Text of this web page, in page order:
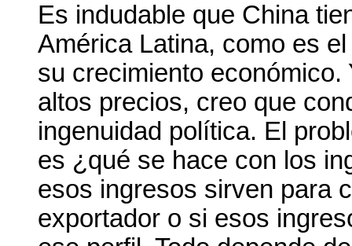
Es indudable que China
América Latina, como es
su crecimiento
altos precios, creo que
ingenuidad política. El
es ¿qué se hace con los
esos ingresos sirven para
exportador o si esos